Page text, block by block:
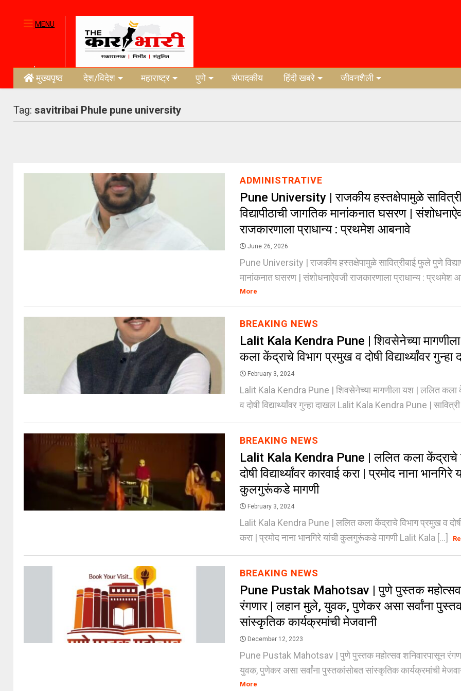
MENU
मुख्यपृष्ठ देश/विदेश महाराष्ट्र पुणे संपादकीय हिंदी खबरे जीवनशैली
Tag:savitribai Phule pune university
ADMINISTRATIVE
Pune University | राजकीय हस्तक्षेपामुळे
विद्यापीठाची जागतिक मानांकनात घसरण |
राजकारणाला प्राधान्य : प्रथमेश आबनावे
June 26, 2026
Pune University | राजकीय हस्तक्षेपामुळे सावित्रीबाई फुले पुणे
मानांकनात घसरण | संशोधनाऐवजी राजकारणाला प्राधान्य : प्रथमेश
More
BREAKING NEWS
Lalit Kala Kendra Pune | शिवसेनेच्या
कला केंद्राचे विभाग प्रमुख व दोषी विद्यार्थ्यांवर
February 3, 2024
Lalit Kala Kendra Pune | शिवसेनेच्या मागणीला यश | ललित कला
व दोषी विद्यार्थ्यांवर गुन्हा दाखल Lalit Kala Kendra Pune |
BREAKING NEWS
Lalit Kala Kendra Pune | ललित कला केंद्राचे
दोषी विद्यार्थ्यांवर कारवाई करा | प्रमोद नाना भानगिरे
कुलगुरूंकडे मागणी
February 3, 2024
Lalit Kala Kendra Pune | ललित कला केंद्राचे विभाग प्रमुख व दोषी
करा | प्रमोद नाना भानगिरे यांची कुलगुरूंकडे मागणी Lalit Kala [...]
BREAKING NEWS
Pune Pustak Mahotsav | पुणे पुस्तक महोत्सव
रंगणार | लहान मुले, युवक, पुणेकर असा सर्वांना
सांस्कृतिक कार्यक्रमांची मेजवानी
December 12, 2023
Pune Pustak Mahotsav | पुणे पुस्तक महोत्सव शनिवारपासून
युवक, पुणेकर असा सर्वांना पुस्तकांसोबत सांस्कृतिक कार्यक्रमांची
More